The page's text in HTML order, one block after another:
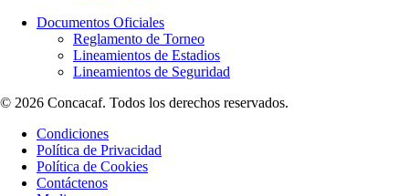
Documentos Oficiales
Reglamento de Torneo
Lineamientos de Estadios
Lineamientos de Seguridad
© 2026 Concacaf. Todos los derechos reservados.
Condiciones
Política de Privacidad
Política de Cookies
Contáctenos